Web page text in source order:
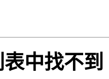
中找不到